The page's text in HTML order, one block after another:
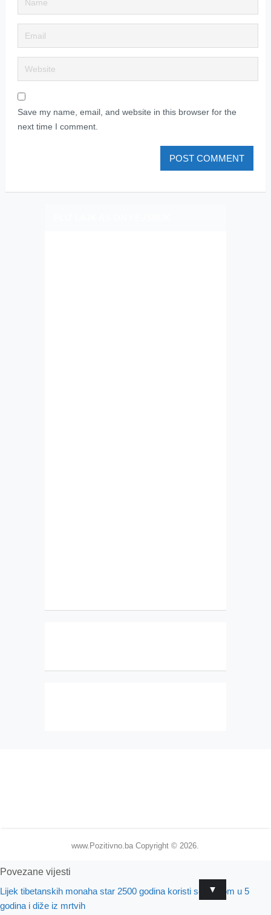
Save my name, email, and website in this browser for the
next time I comment.
www.Pozitivno.ba Copyright © 2026.
▼
Povezane vijesti
Lijek tibetanskih monaha star 2500 godina koristi se jednom u 5
godina i diže iz mrtvih